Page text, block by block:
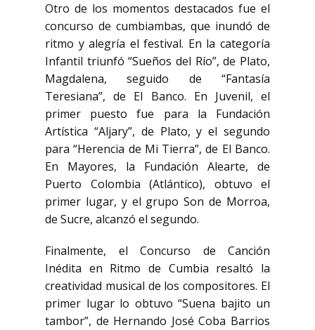
Otro de los momentos destacados fue el
concurso de cumbiambas, que inundó de
ritmo y alegría el festival. En la categoría
Infantil triunfó “Sueños del Río”, de Plato,
Magdalena, seguido de “Fantasía
Teresiana”, de El Banco. En Juvenil, el
primer puesto fue para la Fundación
Artística “Aljary”, de Plato, y el segundo
para “Herencia de Mi Tierra”, de El Banco.
En Mayores, la Fundación Alearte, de
Puerto Colombia (Atlántico), obtuvo el
primer lugar, y el grupo Son de Morroa,
de Sucre, alcanzó el segundo.
Finalmente, el Concurso de Canción
Inédita en Ritmo de Cumbia resaltó la
creatividad musical de los compositores. El
primer lugar lo obtuvo “Suena bajito un
tambor”, de Hernando José Coba Barrios